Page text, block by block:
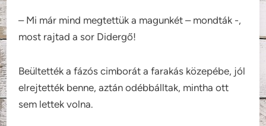
– Mi már mind megtettük a magunkét – mondták -,
most rajtad a sor Didergő!
Beültették a fázós cimborát a farakás közepébe, jól
elrejtették benne, aztán odébbálltak, mintha ott
sem lettek volna.